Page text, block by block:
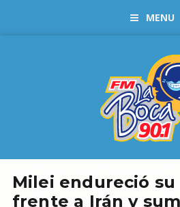
MENU
Milei endureció su
frente a Irán y